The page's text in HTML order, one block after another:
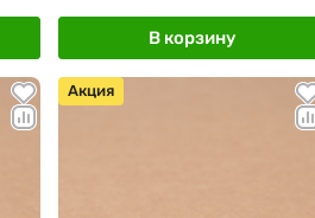
В корзину
Акция